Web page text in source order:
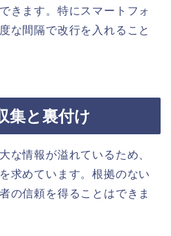
きます。特にスマートフォ
な間隔で改行を入れること
集と裏付け
な情報が溢れているため、
求めています。根拠のない
の信頼を得ることはできま